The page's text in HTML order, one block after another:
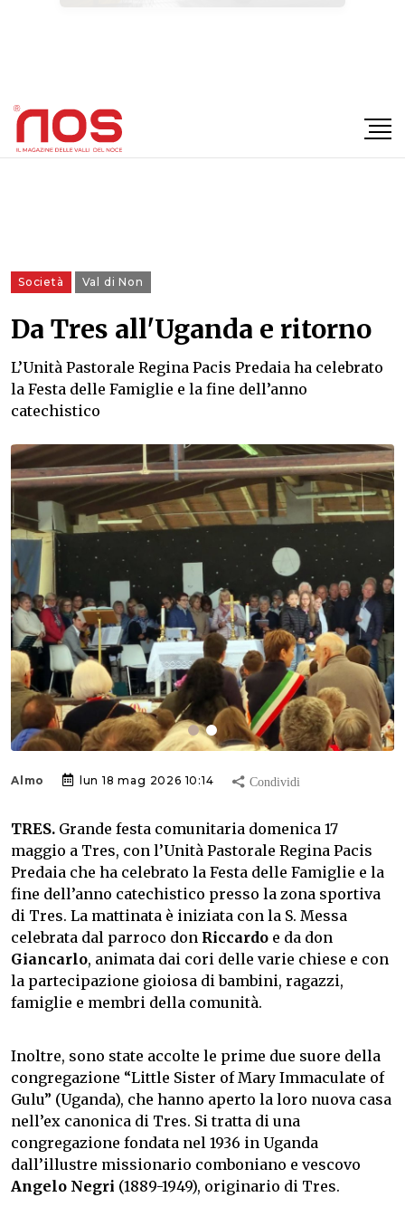
Società Val di Non
Da Tres all'Uganda e ritorno
L’Unità Pastorale Regina Pacis Predaia ha celebrato
la Festa delle Famiglie e la fine dell’anno
catechistico
Almo lun 18 mag 2026 10:14
TRES. Grande festa comunitaria domenica 17
maggio a Tres, con l’Unità Pastorale Regina Pacis
Predaia che ha celebrato la Festa delle Famiglie e la
fine dell’anno catechistico presso la zona sportiva
di Tres. La mattinata è iniziata con la S. Messa
celebrata dal parroco don Riccardo e da don
Giancarlo, animata dai cori delle varie chiese e con
la partecipazione gioiosa di bambini, ragazzi,
famiglie e membri della comunità.
Inoltre, sono state accolte le prime due suore della
congregazione “Little Sister of Mary Immaculate of
Gulu” (Uganda), che hanno aperto la loro nuova casa
nell’ex canonica di Tres. Si tratta di una
congregazione fondata nel 1936 in Uganda
dall’illustre missionario comboniano e vescovo
Angelo Negri (1889-1949), originario di Tres.